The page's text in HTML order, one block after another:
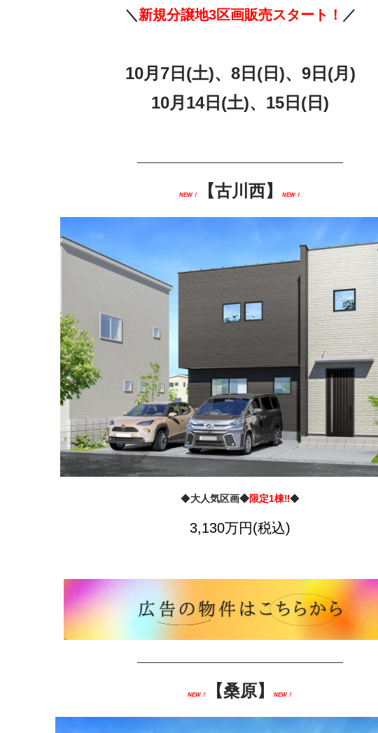
＼ 新規分譲地3区画販売スタート！ ／
10月7日(土)、8日(日)、9日(月)
10月14日(土)、15日(日)
—————————————————————
NEW！ 【古川西】 NEW！
◆大人気区画◆限定1棟‼◆
3,130万円(税込)
—————————————————————
NEW！ 【桑原】 NEW！